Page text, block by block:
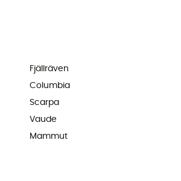
Fjällräven
Columbia
Scarpa
Vaude
Mammut